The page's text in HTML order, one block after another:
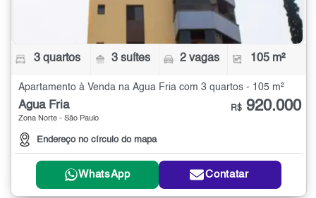
3 quartos 3 suítes 2 vagas 105 m²
Apartamento à Venda na Água Fria com 3 quartos - 105 m²
Água Fria
Zona Norte - São Paulo
Endereço no círculo do mapa
R$ 920.000
WhatsApp Contatar